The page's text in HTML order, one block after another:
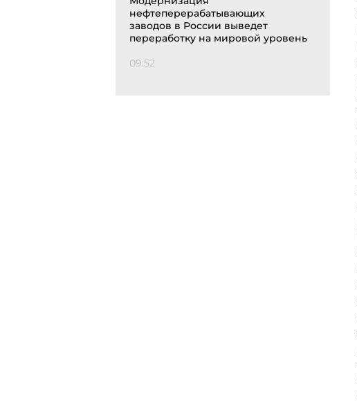
нефтеперерабатывающих
заводов в России выведет
переработку на мировой уровень
09:52